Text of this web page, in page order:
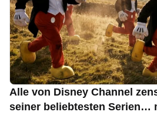
Alle von Disney Channel
seiner beliebtesten Serien…